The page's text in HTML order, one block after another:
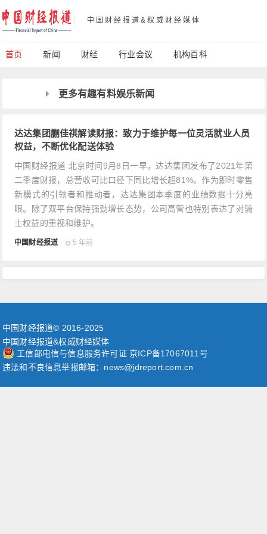
中国财经报道&权威财经媒体
首页 新闻 财经 行业会议 机构百科
更多有趣有料娱乐新闻
达达集团蒯佳祺解读财报：致力于维护每一位灵活就业人员
权益，不断优化配送体验
中国财经报道 北京时间9月8日一早，达达集团发布了2021年第
二季度财报，总营收可比口径下同比增长超81%。作为即时零售
新模式的引领者和推动者，达达集团本季度的业绩数据十分亮
眼。除了双平台保持强劲增长态势，公司高管也特别表达了对骑
士权益的重视和维护。
中国财经报道 5 年前
中国财经报道© 2016-2025
中国财经报道&权威财经媒体
工信部电信与信息服务许可证 京ICP备17067011号
违法和不良信息举报邮箱：news@jdreport.com.cn